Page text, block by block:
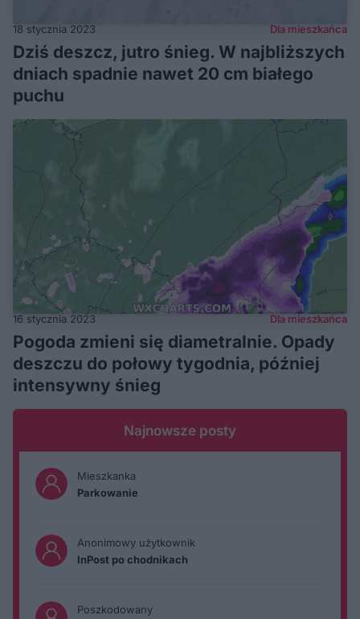
18 stycznia 2023 Dla mieszkańca
Dziś deszcz, jutro śnieg. W najbliższych
dniach spadnie nawet 20 cm białego
puchu
16 stycznia 2023 Dla mieszkańca
Pogoda zmieni się diametralnie. Opady
deszczu do połowy tygodnia, później
intensywny śnieg
Najnowsze posty
Mieszkanka
Parkowanie
Anonimowy użytkownik
InPost po chodnikach
Poszkodowany